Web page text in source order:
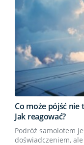
Co może pójść
Jak reagować?
Podróż samolotem
doświadczeniem,